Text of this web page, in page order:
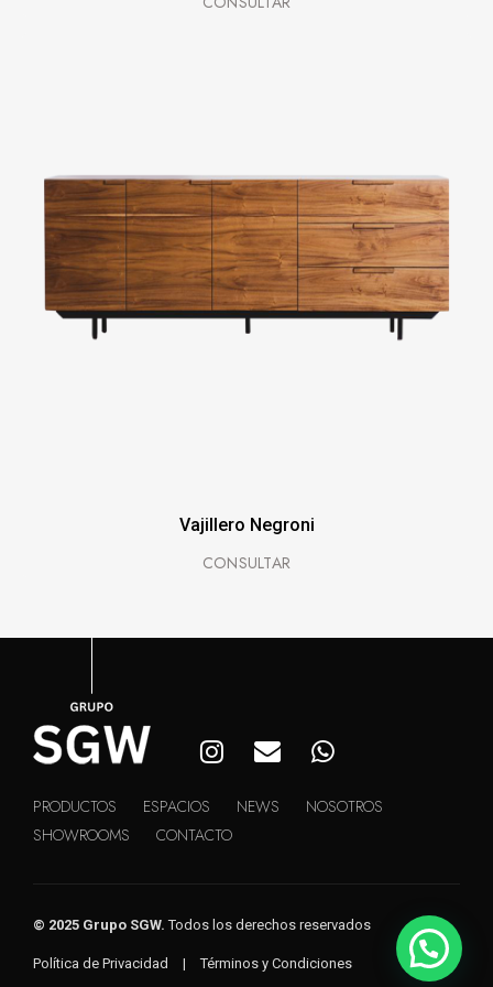
Vajillero Negroni
PRODUCTOS ESPACIOS NEWS
NOSOTROS
SHOWROOMS
CONTACTO
© 2025 Grupo SGW. Todos los derechos reservados
Política de Privacidad | Términos y Condiciones